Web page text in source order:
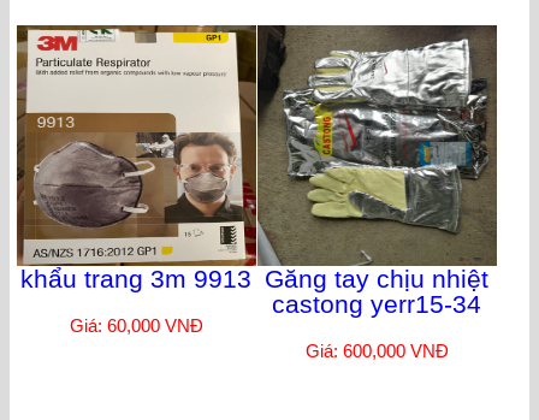
khẩu trang 3m 9913
Giá: 60,000 VNĐ
Găng tay chịu nhiệt
castong yerr15-34
Giá: 600,000 VNĐ